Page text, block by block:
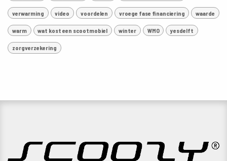
verwarming video voordelen vroege fase financiering waarde
warm wat kost een scootmobiel winter WMO yesdelft
zorgverzekering